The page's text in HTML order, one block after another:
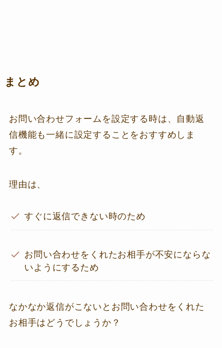
まとめ
お問い合わせフォームを設定する時は、自動返
信機能も一緒に設定することをおすすめしま
す。
理由は、
すぐに返信できない時のため
お問い合わせをくれたお相手が不安にならな
いようにするため
なかなか返信がこないとお問い合わせをくれた
お相手はどうでしょうか？